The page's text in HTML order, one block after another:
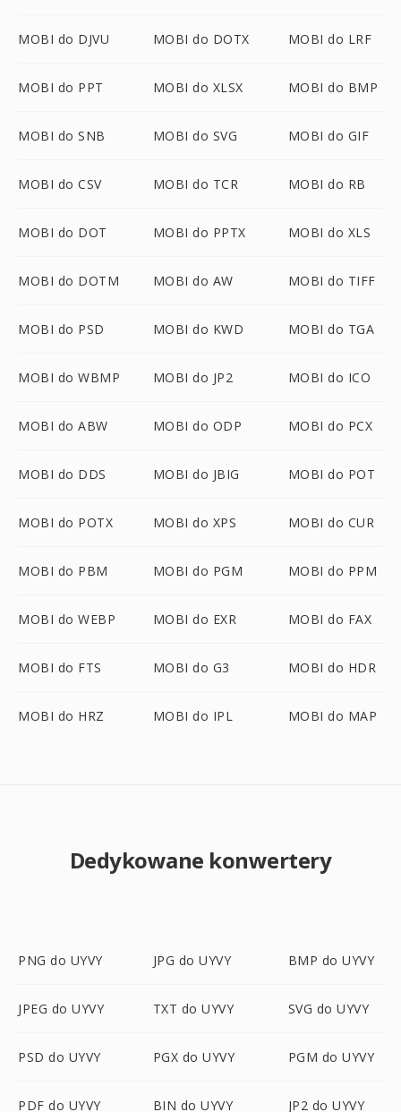
MOBI do DJVU MOBI do DOTX MOBI do LRF
MOBI do PPT MOBI do XLSX MOBI do BMP
MOBI do SNB MOBI do SVG MOBI do GIF
MOBI do CSV MOBI do TCR MOBI do RB
MOBI do DOT MOBI do PPTX MOBI do XLS
MOBI do DOTM MOBI do AW MOBI do TIFF
MOBI do PSD MOBI do KWD MOBI do TGA
MOBI do WBMP MOBI do JP2 MOBI do ICO
MOBI do ABW MOBI do ODP MOBI do PCX
MOBI do DDS MOBI do JBIG MOBI do POT
MOBI do POTX MOBI do XPS MOBI do CUR
MOBI do PBM MOBI do PGM MOBI do PPM
MOBI do WEBP MOBI do EXR MOBI do FAX
MOBI do FTS MOBI do G3 MOBI do HDR
MOBI do HRZ MOBI do IPL MOBI do MAP
Dedykowane konwertery
PNG do UYVY JPG do UYVY BMP do UYVY
JPEG do UYVY TXT do UYVY SVG do UYVY
PSD do UYVY PGX do UYVY PGM do UYVY
PDF do UYVY BIN do UYVY JP2 do UYVY